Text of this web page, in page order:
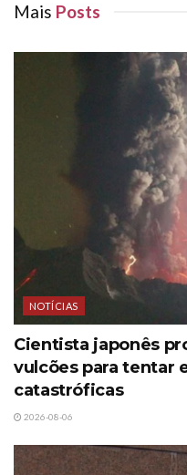
Mais Posts
NOTÍCIAS
Cientista japonês
vulcões para tentar
catastróficas
2026-08-06